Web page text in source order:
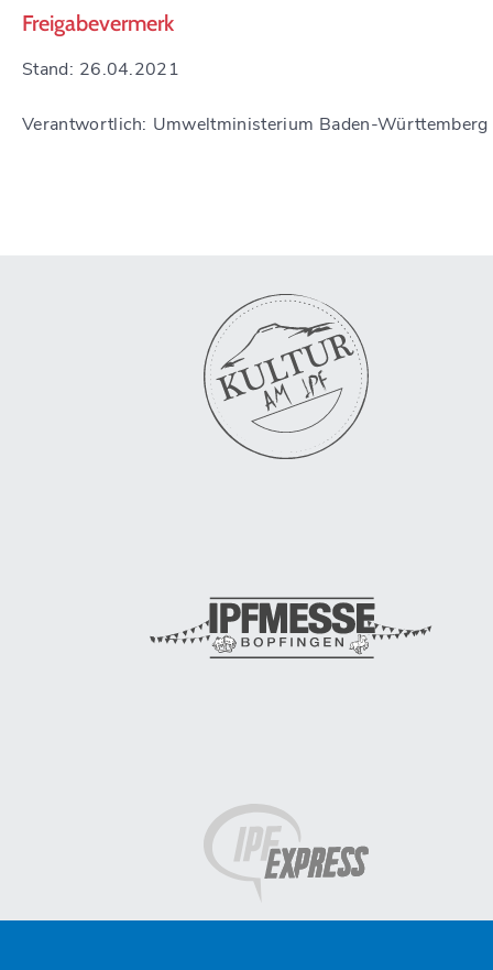
Freigabevermerk
Stand: 26.04.2021
Verantwortlich: Umweltministerium Baden-Württemberg